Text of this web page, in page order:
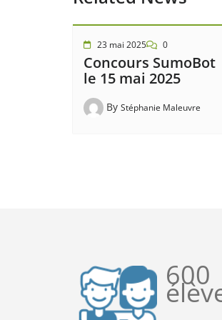
23 mai 2025 0
Concours SumoBot
le 15 mai 2025
By Stéphanie Maleuvre
600